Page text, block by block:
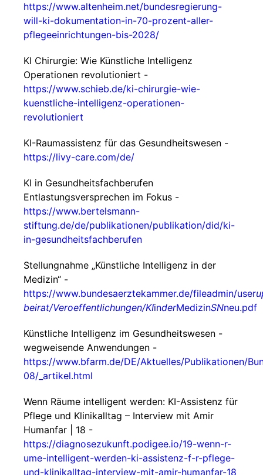
https://www.altenheim.net/bundesregierung-
will-ki-dokumentation-in-70-prozent-aller-
pflegeeinrichtungen-bis-2028/
KI Chirurgie: Wie Künstliche Intelligenz
Operationen revolutioniert -
https://www.schieb.de/ki-chirurgie-wie-
kuenstliche-intelligenz-operationen-
revolutioniert
KI-Raumassistenz für das Gesundheitswesen -
https://livy-care.com/de/
KI in Gesundheitsfachberufen
Entlastungsversprechen im Fokus -
https://www.bertelsmann-
stiftung.de/de/publikationen/publikation/did/ki-
in-gesundheitsfachberufen
Stellungnahme „Künstliche Intelligenz in der
Medizin“ -
https://www.bundesaerztekammer.de/fileadmin/user
beirat/Veroeffentlichungen/KIinderMedizinSNneu.pdf
Künstliche Intelligenz im Gesundheitswesen -
wegweisende Anwendungen -
https://www.bfarm.de/DE/Aktuelles/Publikationen/
08/_artikel.html
Wenn Räume intelligent werden: KI-Assistenz für
Pflege und Klinikalltag – Interview mit Amir
Humanfar | 18 -
https://diagnosezukunft.podigee.io/19-wenn-r-
ume-intelligent-werden-ki-assistenz-f-r-pflege-
und-klinikalltag-interview-mit-amir-humanfar-18